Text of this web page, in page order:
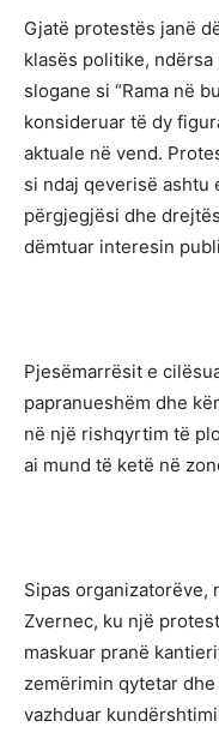
Gjatë protestës janë
klasës politike,
slogane si “Rama në
konsideruar të dy
aktuale në vend.
si ndaj qeverisë ashtu
përgjegjësi dhe
dëmtuar interesin
Pjesëmarrësit e
papranueshëm dhe
në një rishqyrtim të
ai mund të ketë në
Sipas organizatorëve,
Zvernec, ku një
maskuar pranë
zemërimin qytetar
vazhduar